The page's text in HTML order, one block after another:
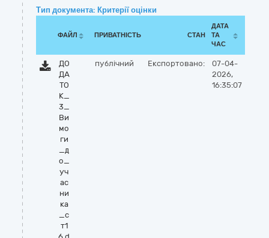
Тип документа: Критерії оцінки
ФАЙЛ ПРИВАТНІСТЬ СТАН
ДАТА
ТА
ЧАС
ДО
ДА
ТО
К_
3_
Ви
мо
ги
_д
о_
уч
ас
ни
ка
_с
т1
публічний Експортовано:
07-04-
2026,
16:35:07